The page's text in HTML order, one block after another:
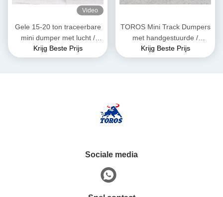
Video
Gele 15-20 ton traceerbare
mini dumper met lucht /
hydraulische remmen
Krijg Beste Prijs
TOROS Mini Track Dumpers
met handgestuurde /
automatische transmissie
Krijg Beste Prijs
Sociale media